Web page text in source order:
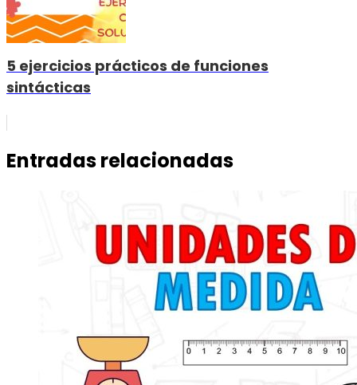
5 ejercicios prácticos de funciones
sintácticas
Entradas relacionadas